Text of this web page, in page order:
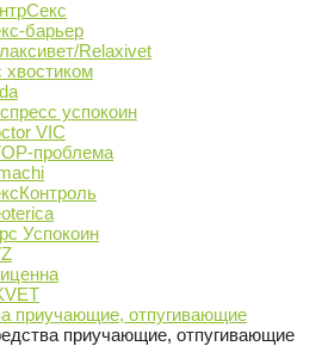
барьер
Relaxivet
хвостиком
успокоин
VIC
проблема
Успокоин
приучающие, отпугивающие
приучающие, отпугивающие